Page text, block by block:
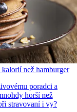
než hamburger
poradci a
horší než
stravovaní i vy?